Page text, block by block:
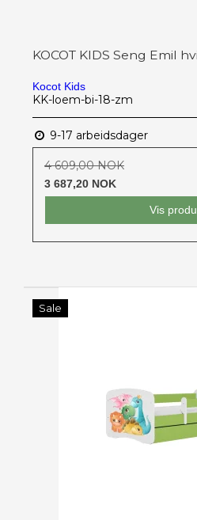
KOCOT KIDS Seng Emil
Kocot Kids
KK-loem-bi-18-zm
9-17 arbeidsdager
4 609,00 NOK
3 687,20 NOK
Vis
Sale